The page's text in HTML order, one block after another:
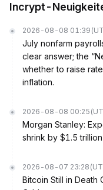
Incrypt-
2026-08-08 01:39
July nonfarm
clear answer; the
whether to raise
inflation.
2026-08-08 00:25
Morgan Stanley:
shrink by $1.5 trillion
2026-08-07 23:28
Bitcoin Still in Death